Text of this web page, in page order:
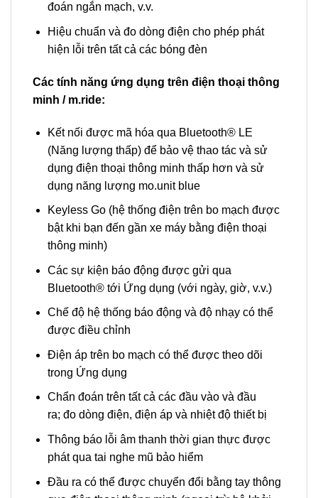
đoán ngắn mạch, v.v.
Hiệu chuẩn và đo dòng điện cho phép phát
hiện lỗi trên tất cả các bóng đèn
Các tính năng ứng dụng trên điện thoại thông
minh / m.ride:
Kết nối được mã hóa qua Bluetooth® LE
(Năng lượng thấp) để bảo vệ thao tác và sử
dụng điện thoại thông minh thấp hơn và sử
dụng năng lượng mo.unit blue
Keyless Go (hệ thống điện trên bo mạch được
bật khi bạn đến gần xe máy bằng điện thoại
thông minh)
Các sự kiện báo động được gửi qua
Bluetooth® tới Ứng dụng (với ngày, giờ, v.v.)
Chế độ hệ thống báo động và độ nhạy có thể
được điều chỉnh
Điện áp trên bo mạch có thể được theo dõi
trong Ứng dụng
Chẩn đoán trên tất cả các đầu vào và đầu
ra; đo dòng điện, điện áp và nhiệt độ thiết bị
Thông báo lỗi âm thanh thời gian thực được
phát qua tai nghe mũ bảo hiểm
Đầu ra có thể được chuyển đổi bằng tay thông